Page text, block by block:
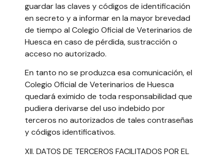
guardar las claves y códigos de identificación
en secreto y a informar en la mayor brevedad
de tiempo al Colegio Oficial de Veterinarios de
Huesca en caso de pérdida, sustracción o
acceso no autorizado.
En tanto no se produzca esa comunicación, el
Colegio Oficial de Veterinarios de Huesca
quedará eximido de toda responsabilidad que
pudiera derivarse del uso indebido por
terceros no autorizados de tales contraseñas
y códigos identificativos.
XII. DATOS DE TERCEROS FACILITADOS POR EL